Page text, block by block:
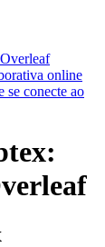
online
se conecte ao